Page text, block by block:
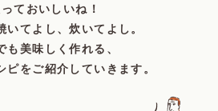
ておいしいね！
いてよし、炊いてよし。
も美味しく作れる、
ピをご紹介していきます。